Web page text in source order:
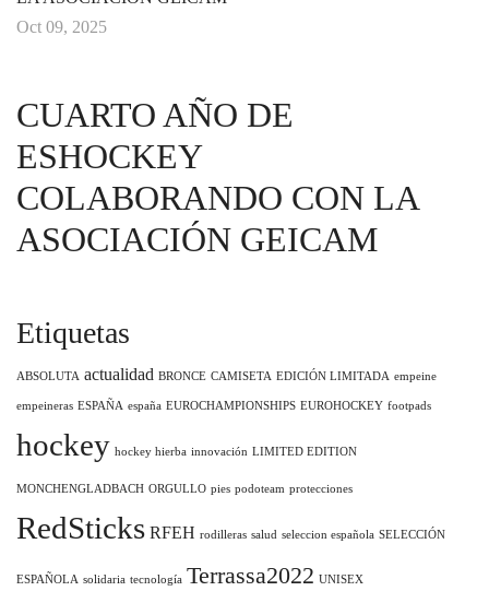
Oct 09, 2025
CUARTO AÑO DE
ESHOCKEY
COLABORANDO CON LA
ASOCIACIÓN GEICAM
Etiquetas
ABSOLUTA actualidad BRONCE CAMISETA EDICIÓN LIMITADA empeine
empeineras ESPAÑA españa EUROCHAMPIONSHIPS EUROHOCKEY footpads
hockey hockey hierba innovación LIMITED EDITION
MONCHENGLADBACH ORGULLO pies podoteam protecciones
RedSticks RFEH rodilleras salud seleccion española SELECCIÓN
ESPAÑOLA solidaria tecnología Terrassa2022 UNISEX